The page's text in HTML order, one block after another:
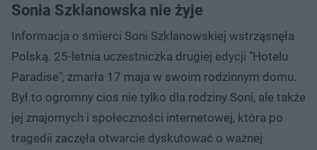
Sonia Szklanowska nie żyje
Informacja o śmierci Soni Szklanowskiej wstrząsnęła
Polską. 25-letnia uczestniczka drugiej edycji "Hotelu
Paradise", zmarła 17 maja w swoim rodzinnym domu.
Był to ogromny cios nie tylko dla rodziny Soni, ale także
jej znajomych i społeczności internetowej, która po
tragedii zaczęła otwarcie dyskutować o ważnej